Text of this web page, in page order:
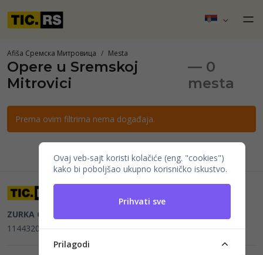
Afiša Сремска Митровица Mesta
Opere u Sremskoj
Mitrovici
— 0
mesta
Prema ovim filtrima nema događaja.
ZURKA CE BITI DOO
114432064, MB 22023195,mail@tic.rs, +381 63 173 3142
Ovaj veb-sajt koristi kolačiće (eng. "cookies")
kako bi poboljšao ukupno korisničko iskustvo.
Prihvati sve
Prilagodi